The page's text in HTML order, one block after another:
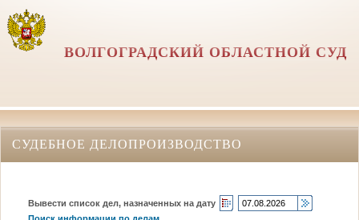
ВОЛГОГРАДСКИЙ ОБЛАСТНОЙ СУД
СУДЕБНОЕ ДЕЛОПРОИЗВОДСТВО
Вывести список дел, назначенных на дату